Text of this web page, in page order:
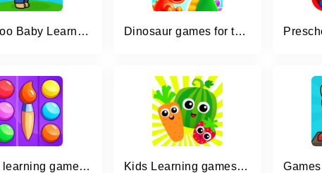
Bimi Boo Baby Learning Games Dinosaur games for toddlers
Colors learning games for kids Kids Learning games 4 toddlers